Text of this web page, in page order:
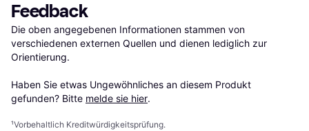
Feedback
Die oben angegebenen Informationen stammen von
verschiedenen externen Quellen und dienen lediglich zur
Orientierung.
Haben Sie etwas Ungewöhnliches an diesem Produkt
gefunden? Bitte melde sie hier.
¹Vorbehaltlich Kreditwürdigkeitsprüfung.